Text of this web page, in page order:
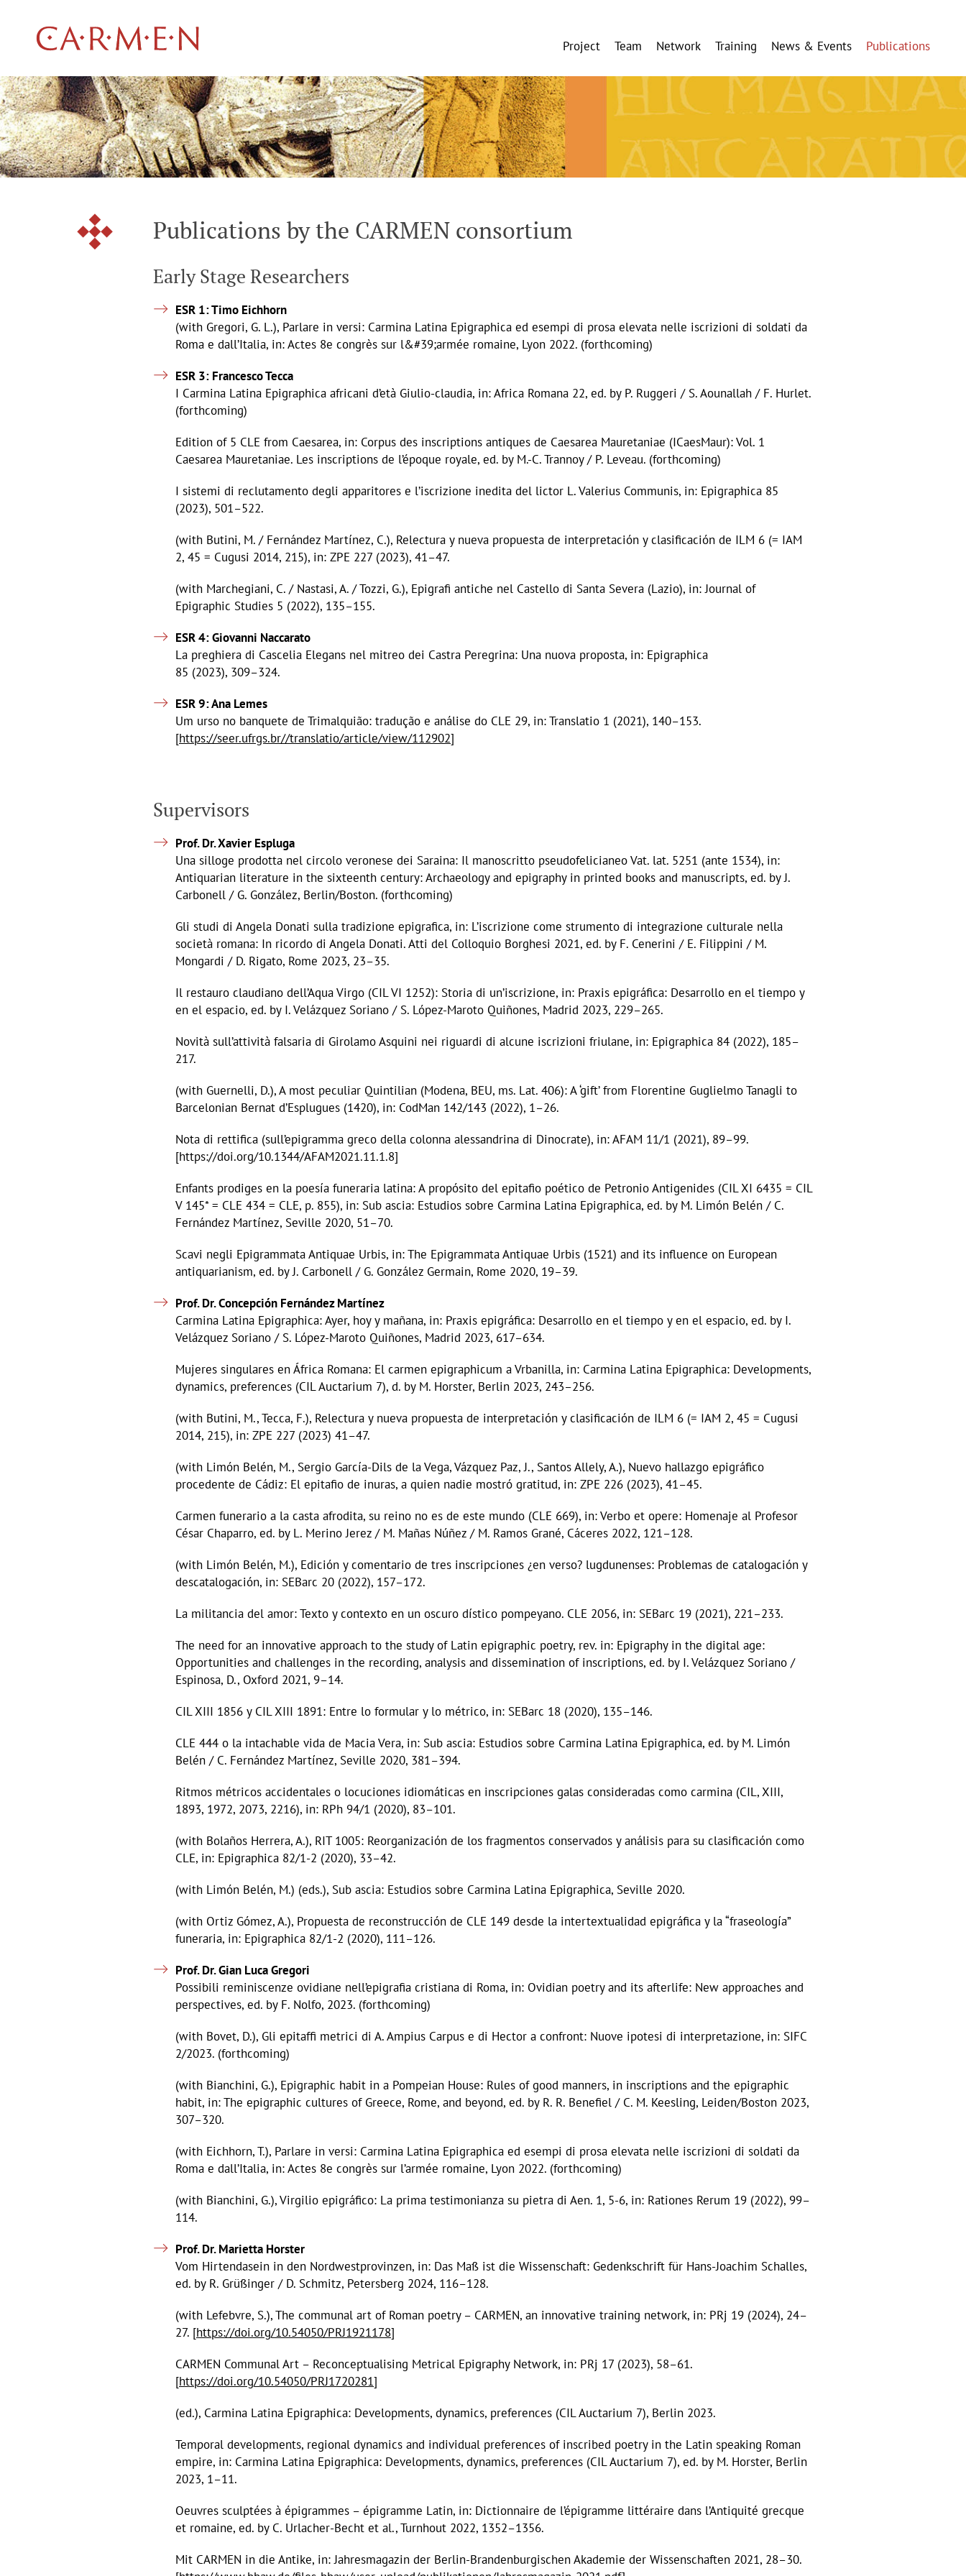
Project Team Network Training News & Events Publications
Publications by the CARMEN consortium
Early Stage Researchers
ESR 1: Timo Eichhorn
(with Gregori, G. L.), Parlare in versi: Carmina Latina Epigraphica ed esempi di prosa elevata nelle iscrizioni di soldati da
Roma e dall’Italia, in: Actes 8e congrès sur l&#39;armée romaine, Lyon 2022. (forthcoming)
ESR 3: Francesco Tecca
I Carmina Latina Epigraphica africani d’età Giulio-claudia, in: Africa Romana 22, ed. by P. Ruggeri / S. Aounallah / F. Hurlet.
(forthcoming)
Edition of 5 CLE from Caesarea, in: Corpus des inscriptions antiques de Caesarea Mauretaniae (ICaesMaur): Vol. 1
Caesarea Mauretaniae. Les inscriptions de l’époque royale, ed. by M.-C. Trannoy / P. Leveau. (forthcoming)
I sistemi di reclutamento degli apparitores e l’iscrizione inedita del lictor L. Valerius Communis, in: Epigraphica 85
(2023), 501–522.
(with Butini, M. / Fernández Martínez, C.), Relectura y nueva propuesta de interpretación y clasificación de ILM 6 (= IAM
2, 45 = Cugusi 2014, 215), in: ZPE 227 (2023), 41–47.
(with Marchegiani, C. / Nastasi, A. / Tozzi, G.), Epigrafi antiche nel Castello di Santa Severa (Lazio), in: Journal of
Epigraphic Studies 5 (2022), 135–155.
ESR 4: Giovanni Naccarato
La preghiera di Cascelia Elegans nel mitreo dei Castra Peregrina: Una nuova proposta, in: Epigraphica
85 (2023), 309–324.
ESR 9: Ana Lemes
Um urso no banquete de Trimalquião: tradução e análise do CLE 29, in: Translatio 1 (2021), 140–153.
[https://seer.ufrgs.br//translatio/article/view/112902]
Supervisors
Prof. Dr. Xavier Espluga
Una silloge prodotta nel circolo veronese dei Saraina: Il manoscritto pseudofelicianeo Vat. lat. 5251 (ante 1534), in:
Antiquarian literature in the sixteenth century: Archaeology and epigraphy in printed books and manuscripts, ed. by J.
Carbonell / G. González, Berlin/Boston. (forthcoming)
Gli studi di Angela Donati sulla tradizione epigrafica, in: L’iscrizione come strumento di integrazione culturale nella
società romana: In ricordo di Angela Donati. Atti del Colloquio Borghesi 2021, ed. by F. Cenerini / E. Filippini / M.
Mongardi / D. Rigato, Rome 2023, 23–35.
Il restauro claudiano dell’Aqua Virgo (CIL VI 1252): Storia di un’iscrizione, in: Praxis epigráfica: Desarrollo en el tiempo y
en el espacio, ed. by I. Velázquez Soriano / S. López-Maroto Quiñones, Madrid 2023, 229–265.
Novità sull’attività falsaria di Girolamo Asquini nei riguardi di alcune iscrizioni friulane, in: Epigraphica 84 (2022), 185–
217.
(with Guernelli, D.), A most peculiar Quintilian (Modena, BEU, ms. Lat. 406): A ‘gift’ from Florentine Guglielmo Tanagli to
Barcelonian Bernat d’Esplugues (1420), in: CodMan 142/143 (2022), 1–26.
Nota di rettifica (sull’epigramma greco della colonna alessandrina di Dinocrate), in: AFAM 11/1 (2021), 89–99.
[https://doi.org/10.1344/AFAM2021.11.1.8]
Enfants prodiges en la poesía funeraria latina: A propósito del epitafio poético de Petronio Antigenides (CIL XI 6435 = CIL
V 145* = CLE 434 = CLE, p. 855), in: Sub ascia: Estudios sobre Carmina Latina Epigraphica, ed. by M. Limón Belén / C.
Fernández Martínez, Seville 2020, 51–70.
Scavi negli Epigrammata Antiquae Urbis, in: The Epigrammata Antiquae Urbis (1521) and its influence on European
antiquarianism, ed. by J. Carbonell / G. González Germain, Rome 2020, 19–39.
Prof. Dr. Concepción Fernández Martínez
Carmina Latina Epigraphica: Ayer, hoy y mañana, in: Praxis epigráfica: Desarrollo en el tiempo y en el espacio, ed. by I.
Velázquez Soriano / S. López-Maroto Quiñones, Madrid 2023, 617–634.
Mujeres singulares en África Romana: El carmen epigraphicum a Vrbanilla, in: Carmina Latina Epigraphica: Developments,
dynamics, preferences (CIL Auctarium 7), d. by M. Horster, Berlin 2023, 243–256.
(with Butini, M., Tecca, F.), Relectura y nueva propuesta de interpretación y clasificación de ILM 6 (= IAM 2, 45 = Cugusi
2014, 215), in: ZPE 227 (2023) 41–47.
(with Limón Belén, M., Sergio García-Dils de la Vega, Vázquez Paz, J., Santos Allely, A.), Nuevo hallazgo epigráfico
procedente de Cádiz: El epitafio de inuras, a quien nadie mostró gratitud, in: ZPE 226 (2023), 41–45.
Carmen funerario a la casta afrodita, su reino no es de este mundo (CLE 669), in: Verbo et opere: Homenaje al Profesor
César Chaparro, ed. by L. Merino Jerez / M. Mañas Núñez / M. Ramos Grané, Cáceres 2022, 121–128.
(with Limón Belén, M.), Edición y comentario de tres inscripciones ¿en verso? lugdunenses: Problemas de catalogación y
descatalogación, in: SEBarc 20 (2022), 157–172.
La militancia del amor: Texto y contexto en un oscuro dístico pompeyano. CLE 2056, in: SEBarc 19 (2021), 221–233.
The need for an innovative approach to the study of Latin epigraphic poetry, rev. in: Epigraphy in the digital age:
Opportunities and challenges in the recording, analysis and dissemination of inscriptions, ed. by I. Velázquez Soriano /
Espinosa, D., Oxford 2021, 9–14.
CIL XIII 1856 y CIL XIII 1891: Entre lo formular y lo métrico, in: SEBarc 18 (2020), 135–146.
CLE 444 o la intachable vida de Macia Vera, in: Sub ascia: Estudios sobre Carmina Latina Epigraphica, ed. by M. Limón
Belén / C. Fernández Martínez, Seville 2020, 381–394.
Ritmos métricos accidentales o locuciones idiomáticas en inscripciones galas consideradas como carmina (CIL, XIII,
1893, 1972, 2073, 2216), in: RPh 94/1 (2020), 83–101.
(with Bolaños Herrera, A.), RIT 1005: Reorganización de los fragmentos conservados y análisis para su clasificación como
CLE, in: Epigraphica 82/1-2 (2020), 33–42.
(with Limón Belén, M.) (eds.), Sub ascia: Estudios sobre Carmina Latina Epigraphica, Seville 2020.
(with Ortiz Gómez, A.), Propuesta de reconstrucción de CLE 149 desde la intertextualidad epigráfica y la “fraseología”
funeraria, in: Epigraphica 82/1-2 (2020), 111–126.
Prof. Dr. Gian Luca Gregori
Possibili reminiscenze ovidiane nell’epigrafia cristiana di Roma, in: Ovidian poetry and its afterlife: New approaches and
perspectives, ed. by F. Nolfo, 2023. (forthcoming)
(with Bovet, D.), Gli epitaffi metrici di A. Ampius Carpus e di Hector a confront: Nuove ipotesi di interpretazione, in: SIFC
2/2023. (forthcoming)
(with Bianchini, G.), Epigraphic habit in a Pompeian House: Rules of good manners, in inscriptions and the epigraphic
habit, in: The epigraphic cultures of Greece, Rome, and beyond, ed. by R. R. Benefiel / C. M. Keesling, Leiden/Boston 2023,
307–320.
(with Eichhorn, T.), Parlare in versi: Carmina Latina Epigraphica ed esempi di prosa elevata nelle iscrizioni di soldati da
Roma e dall’Italia, in: Actes 8e congrès sur l’armée romaine, Lyon 2022. (forthcoming)
(with Bianchini, G.), Virgilio epigráfico: La prima testimonianza su pietra di Aen. 1, 5-6, in: Rationes Rerum 19 (2022), 99–
114.
Prof. Dr. Marietta Horster
Vom Hirtendasein in den Nordwestprovinzen, in: Das Maß ist die Wissenschaft: Gedenkschrift für Hans-Joachim Schalles,
ed. by R. Grüßinger / D. Schmitz, Petersberg 2024, 116–128.
(with Lefebvre, S.), The communal art of Roman poetry – CARMEN, an innovative training network, in: PRj 19 (2024), 24–
27. [https://doi.org/10.54050/PRJ1921178]
CARMEN Communal Art – Reconceptualising Metrical Epigraphy Network, in: PRj 17 (2023), 58–61.
[https://doi.org/10.54050/PRJ1720281]
(ed.), Carmina Latina Epigraphica: Developments, dynamics, preferences (CIL Auctarium 7), Berlin 2023.
Temporal developments, regional dynamics and individual preferences of inscribed poetry in the Latin speaking Roman
empire, in: Carmina Latina Epigraphica: Developments, dynamics, preferences (CIL Auctarium 7), ed. by M. Horster, Berlin
2023, 1–11.
Oeuvres sculptées à épigrammes – épigramme Latin, in: Dictionnaire de l’épigramme littéraire dans l’Antiquité grecque
et romaine, ed. by C. Urlacher-Becht et al., Turnhout 2022, 1352–1356.
Mit CARMEN in die Antike, in: Jahresmagazin der Berlin-Brandenburgischen Akademie der Wissenschaften 2021, 28–30.